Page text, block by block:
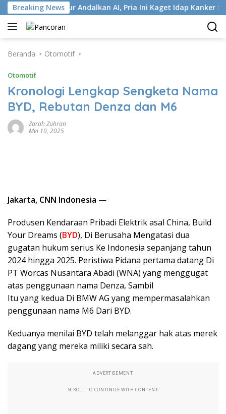
Langsung
ke
konten
Breaking News
Terlanjur Andalkan AI, Pria Ini Kaget Idap Kanker Stadium 4
Beranda Otomotif
Otomotif
Kronologi Lengkap Sengketa Nama
BYD, Rebutan Denza dan M6
Zarah Zuhran
Mei 10, 2025
Jakarta, CNN Indonesia —
Produsen Kendaraan Pribadi Elektrik asal China, Build
Your Dreams (BYD), Di Berusaha Mengatasi dua
gugatan hukum serius Ke Indonesia sepanjang tahun
2024 hingga 2025. Peristiwa Pidana pertama datang Di
PT Worcas Nusantara Abadi (WNA) yang menggugat
atas penggunaan nama Denza, Sambil
Itu yang kedua Di BMW AG yang mempermasalahkan
penggunaan nama M6 Dari BYD.
Keduanya menilai BYD telah melanggar hak atas merek
dagang yang mereka miliki secara sah.
ADVERTISEMENT
SCROLL TO CONTINUE WITH CONTENT